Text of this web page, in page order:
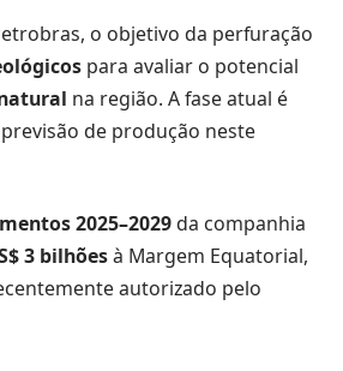
o objetivo da perfuração
para avaliar o potencial
na região. A fase atual é
de produção neste
2025–2029da companhia
3 bilhõesà Margem Equatorial,
autorizado pelo